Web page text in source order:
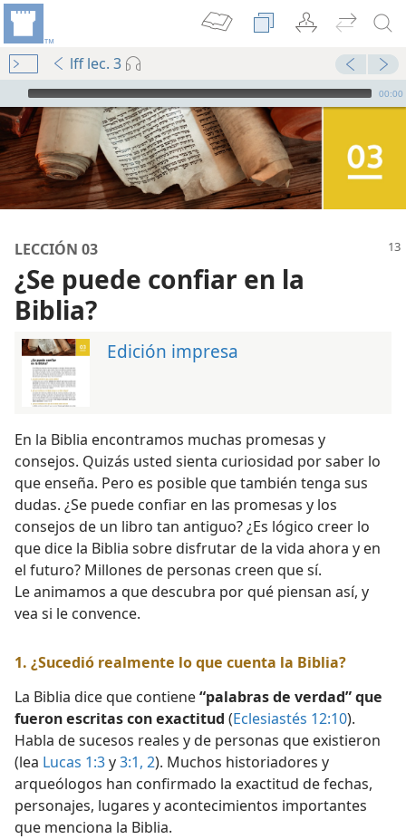
lff lec. 3
Audio Player
00:00
LECCIÓN 03
¿Se puede confiar en la
Biblia?
Edición impresa
En la Biblia encontramos muchas promesas y
consejos. Quizás usted sienta curiosidad por saber lo
que enseña. Pero es posible que también tenga sus
dudas. ¿Se puede confiar en las promesas y los
consejos de un libro tan antiguo? ¿Es lógico creer lo
que dice la Biblia sobre disfrutar de la vida ahora y en
el futuro? Millones de personas creen que sí.
Le animamos a que descubra por qué piensan así, y
vea si le convence.
1. ¿Sucedió realmente lo que cuenta la Biblia?
La Biblia dice que contiene“palabras de verdad” que
fueron escritas con exactitud (Eclesiastés 12:10).
Habla de sucesos reales y de personas que existieron
(lea Lucas 1:3y3:1, 2). Muchos historiadores y
arqueólogos han confirmado la exactitud de fechas,
personajes, lugares y acontecimientos importantes
que menciona la Biblia.